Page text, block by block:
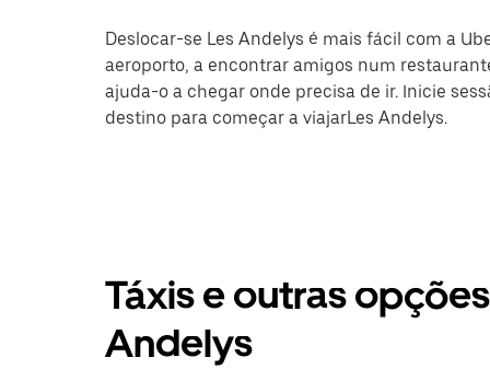
Deslocar-se Les Andelys é mais fácil com a
aeroporto, a encontrar amigos num
ajuda-o a chegar onde precisa de ir. Inicie
destino para começar a viajarLes Andelys.
Táxis e outras
Andelys